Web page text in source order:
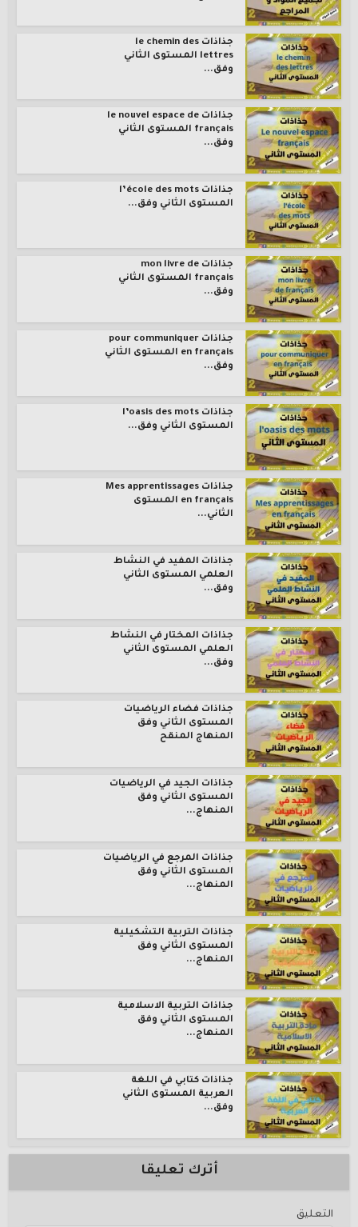
جذاذات le chemin des
lettres المستوى الثاني
وفق...
جذاذات le nouvel espace de
français المستوى الثاني
وفق...
جذاذات l’école des mots
المستوى الثاني وفق...
جذاذات mon livre de
français المستوى الثاني
وفق...
جذاذات pour communiquer
en français المستوى الثاني
وفق...
جذاذات l’oasis des mots
المستوى الثاني وفق...
جذاذات Mes apprentissages
en français المستوى
الثاني...
جذاذات المفيد في النشاط
العلمي المستوى الثاني
وفق...
جذاذات المختار في النشاط
العلمي المستوى الثاني
وفق...
جذاذات فضاء الرياضيات
المستوى الثاني وفق
المنهاج المنقح
جذاذات الجيد في الرياضيات
المستوى الثاني وفق
المنهاج...
جذاذات المرجع في الرياضيات
المستوى الثاني وفق
المنهاج...
جذاذات التربية التشكيلية
المستوى الثاني وفق
المنهاج...
جذاذات التربية الاسلامية
المستوى الثاني وفق
المنهاج...
جذاذات كتابي في اللغة
العربية المستوى الثاني
وفق...
أترك تعليقا
التعليق